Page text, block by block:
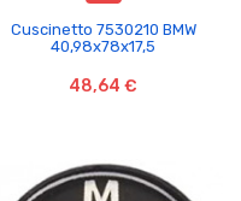
Cuscinetto 7530210 BMW
40,98x78x17,5
48,64 €